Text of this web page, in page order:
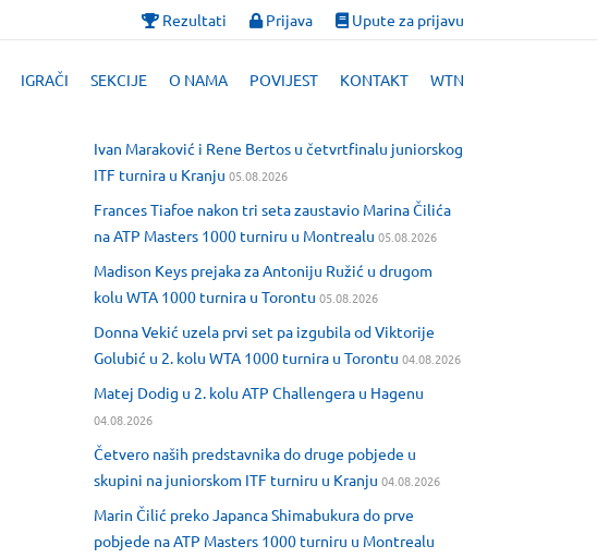
Rezultati Prijava Upute za prijavu
IGRAČI SEKCIJE O NAMA POVIJEST KONTAKT WTN
Ivan Maraković i Rene Bertos u četvrtfinalu juniorskog
ITF turnira u Kranju 05.08.2026
Frances Tiafoe nakon tri seta zaustavio Marina Čilića
na ATP Masters 1000 turniru u Montrealu 05.08.2026
Madison Keys prejaka za Antoniju Ružić u drugom
kolu WTA 1000 turnira u Torontu 05.08.2026
Donna Vekić uzela prvi set pa izgubila od Viktorije
Golubić u 2. kolu WTA 1000 turnira u Torontu 04.08.2026
Matej Dodig u 2. kolu ATP Challengera u Hagenu
04.08.2026
Četvero naših predstavnika do druge pobjede u
skupini na juniorskom ITF turniru u Kranju 04.08.2026
Marin Čilić preko Japanca Shimabukura do prve
pobjede na ATP Masters 1000 turniru u Montrealu